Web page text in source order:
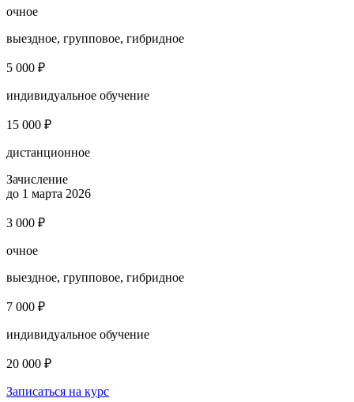
очное
выездное, групповое, гибридное
5 000 ₽
индивидуальное обучение
15 000 ₽
дистанционное
Зачисление
до 1 марта 2026
3 000 ₽
очное
выездное, групповое, гибридное
7 000 ₽
индивидуальное обучение
20 000 ₽
Записаться на курс